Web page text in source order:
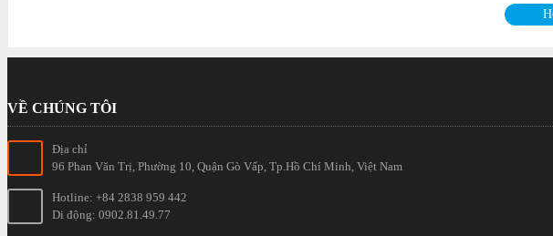
VỀ CHÚNG TÔI
Địa chỉ
96 Phan Văn Trị, Phường 10, Quận Gò Vấp, Tp.Hồ Chí Minh, Việt Nam
Hotline: +84 2838 959 442
Di động: 0902.81.49.77